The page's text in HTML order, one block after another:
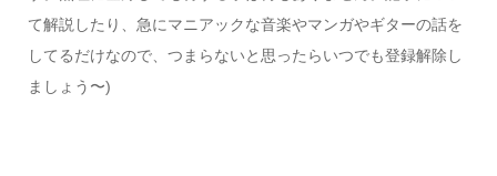
て解説したり、急にマニアックな音楽やマンガやギターの話を
してるだけなので、つまらないと思ったらいつでも登録解除し
ましょう〜)